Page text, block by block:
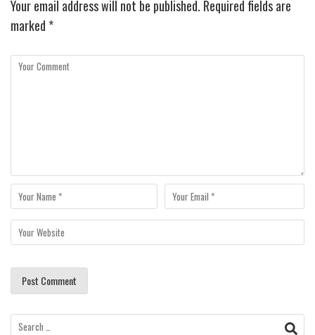
Your email address will not be published. Required fields are
marked *
Search